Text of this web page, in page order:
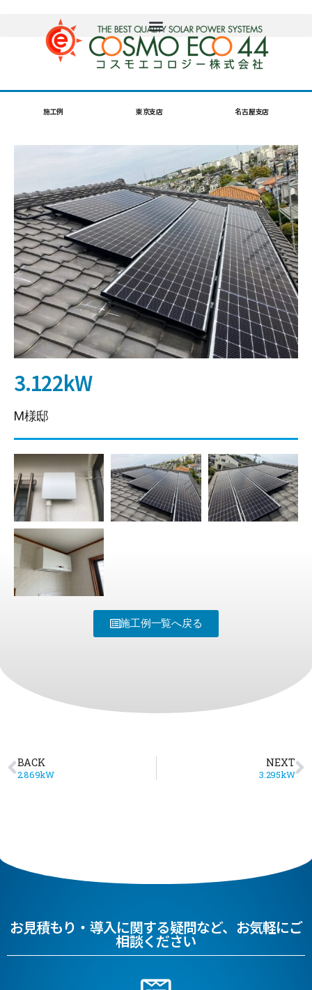
施工例 東京支店 名古屋支店
3.122kW
M様邸
施工例一覧へ戻る
BACK
2.869kW
NEXT
3.295kW
お見積もり・導入に関する疑問など、お気軽にご
相談ください